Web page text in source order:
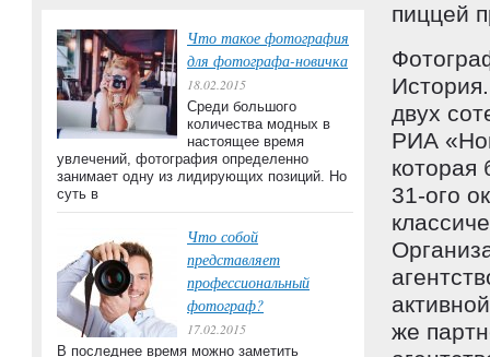
пиццей
двух
РИА
которая
31-ого
же
Что такое фотография
для фотографа-новичка
18.02.2015
Среди большого
количества модных в
настоящее время
увлечений, фотография определенно
занимает одну из лидирующих позиций. Но
суть в
Что собой
представляет
профессиональный
фотограф?
17.02.2015
В последнее время можно заметить